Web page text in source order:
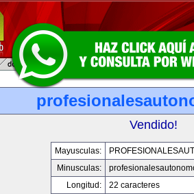
Vendido!
Mayusculas:
Minusculas:
Longitud:
22 caracteres